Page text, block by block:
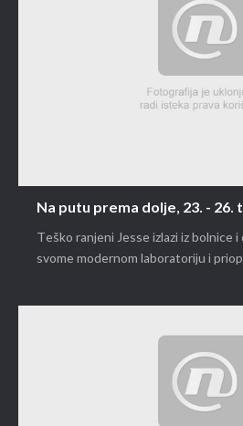
Na putu prema dolje, 23. - 26.
Teško ranjeni Jesse izlazi iz bolnice
svome modernom laboratoriju i